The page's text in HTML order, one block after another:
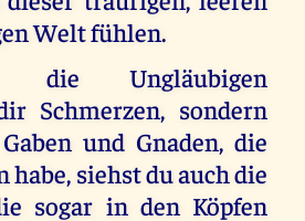
Welt fühlen.
Ungläubigen
Schmerzen, sondern
und Gnaden, die
habe, siehst du auch die
sogar in den Köpfen